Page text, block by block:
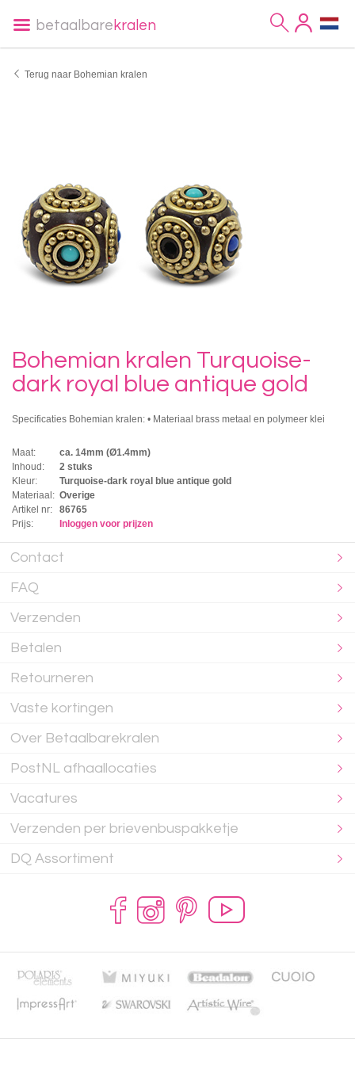
betaalbare kralen
Terug naar Bohemian kralen
Bohemian kralen Turquoise-
dark royal blue antique gold
Specificaties Bohemian kralen: • Materiaal brass metaal en polymeer klei
Maat:
ca. 14mm (Ø1.4mm)
Inhoud:
2 stuks
Kleur:
Turquoise-dark royal blue antique gold
Materiaal: Overige
Artikel nr:
86765
Prijs:
Inloggen voor prijzen
Contact
FAQ
Verzenden
Betalen
Retourneren
Vaste kortingen
Over Betaalbarekralen
PostNL afhaallocaties
Vacatures
Verzenden per brievenbuspakketje
DQ Assortiment